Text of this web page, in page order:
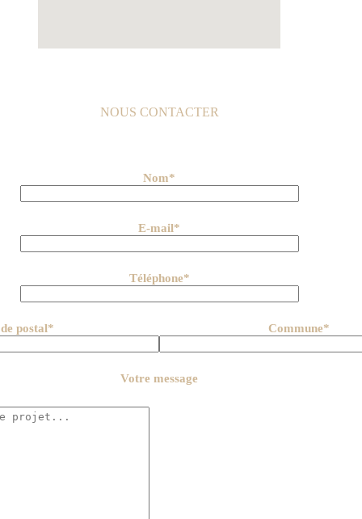
NOUS CONTACTER
Nom*
E-mail*
Téléphone*
postal* Commune*
Votre message